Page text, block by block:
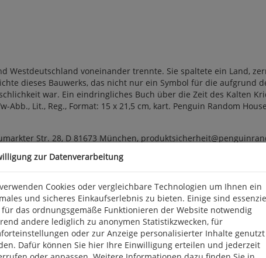
Westdeutschland voneinander trennte. Sie spaltete ein Land,
dieses Bauwerks, das nicht nur ein Symbol für die aufgrund
war. Ein eindringliches Buch über die Zeit des Kalten
Abb., Lit., Reg., Format: 15 x 21,5 cm, kart. Penguin Random
Str. 28, D 81673 München,
zur Datenverarbeitung
Cookies oder vergleichbare Technologien um Ihnen ein
und sicheres Einkaufserlebnis zu bieten. Einige sind
das ordnungsgemäße Funktionieren der Website notwendig
andere lediglich zu anonymen Statistikzwecken, für
oder zur Anzeige personalisierter Inhalte genutzt
Dafür können Sie hier Ihre Einwilligung erteilen und jederzeit